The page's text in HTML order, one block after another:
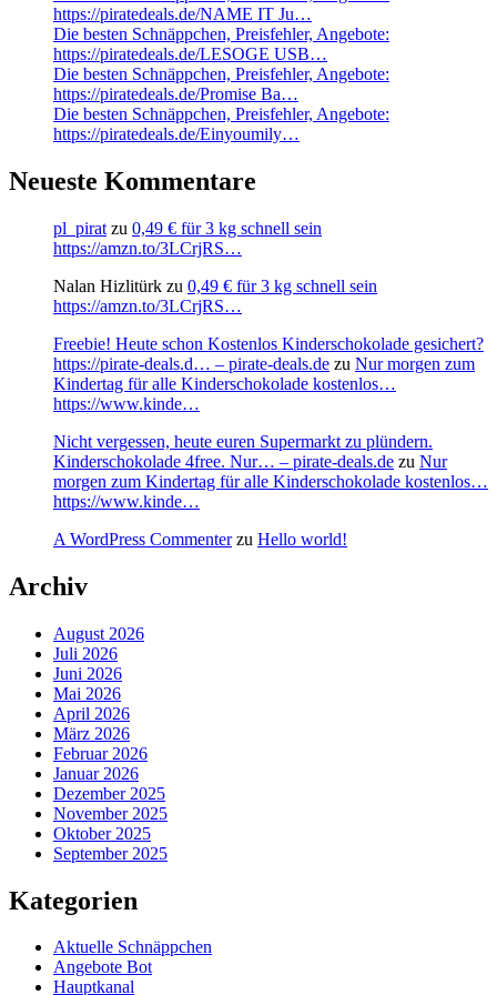
https://piratedeals.de/NAME IT Ju…
Die besten Schnäppchen, Preisfehler, Angebote:
https://piratedeals.de/LESOGE USB…
Die besten Schnäppchen, Preisfehler, Angebote:
https://piratedeals.de/Promise Ba…
Die besten Schnäppchen, Preisfehler, Angebote:
https://piratedeals.de/Einyoumily…
Neueste Kommentare
pl_pirat zu 0,49 € für 3 kg schnell sein
https://amzn.to/3LCrjRS…
Nalan Hizlitürk zu 0,49 € für 3 kg schnell sein
https://amzn.to/3LCrjRS…
Freebie! Heute schon Kostenlos Kinderschokolade gesichert?
https://pirate-deals.d… – pirate-deals.de zu Nur morgen zum
Kindertag für alle Kinderschokolade kostenlos…
https://www.kinde…
Nicht vergessen, heute euren Supermarkt zu plündern.
Kinderschokolade 4free. Nur… – pirate-deals.de zu Nur
morgen zum Kindertag für alle Kinderschokolade kostenlos…
https://www.kinde…
A WordPress Commenterzu Hello world!
Archiv
August 2026
Juli 2026
Juni 2026
Mai 2026
April 2026
März 2026
Februar 2026
Januar 2026
Dezember 2025
November 2025
Oktober 2025
September 2025
Kategorien
Aktuelle Schnäppchen
Angebote Bot
Hauptkanal